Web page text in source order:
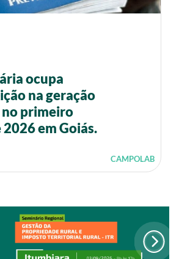
ocupa
na geração
primeiro
em Goiás.
CAMPOLAB